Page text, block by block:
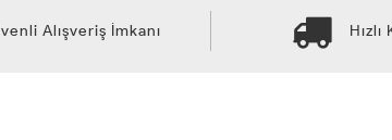
Alışveriş İmkanı